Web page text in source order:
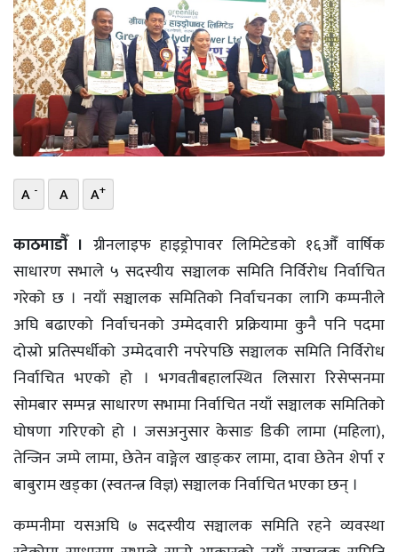
पर्यटन
भिडियो
छापा
खोज
ऊर्जा
विशेष
A - A A+
काठमाडौँ । ग्रीनलाइफ हाइड्रोपावर लिमिटेडको १६औँ वार्षिक
साधारण सभाले ५ सदस्यीय सञ्चालक समिति निर्विरोध निर्वाचित
गरेको छ । नयाँ सञ्चालक समितिको निर्वाचनका लागि कम्पनीले
अघि बढाएको निर्वाचनको उम्मेदवारी प्रक्रियामा कुनै पनि पदमा
दोस्रो प्रतिस्पर्धीको उम्मेदवारी नपरेपछि सञ्चालक समिति निर्विरोध
निर्वाचित भएको हो । भगवतीबहालस्थित लिसारा रिसेप्सनमा
सोमबार सम्पन्न साधारण सभामा निर्वाचित नयाँ सञ्चालक समितिको
घोषणा गरिएको हो । जसअनुसार केसाङ डिकी लामा (महिला),
तेन्जिन जम्पे लामा, छेतेन वाङ्गेल खाङ्‌कर लामा, दावा छेतेन शेर्पा र
बाबुराम खड्का (स्वतन्त्र विज्ञ) सञ्चालक निर्वाचित भएका छन् ।
कम्पनीमा यसअघि ७ सदस्यीय सञ्चालक समिति रहने व्यवस्था